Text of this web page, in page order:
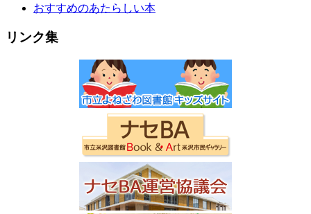
おすすめのあたらしい本
リンク集